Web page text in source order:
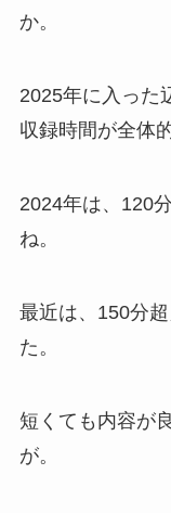
か。
2025年に入った
収録時間が全体
2024年は、120
ね。
最近は、150分
た。
短くても内容が
が。